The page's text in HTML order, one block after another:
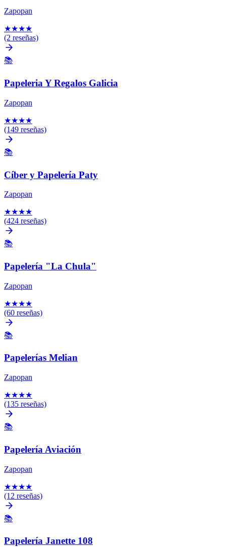
Zapopan
★★★★
(2 reseñas)
📚
Papeleria Y Regalos Galicia
Zapopan
★★★★
(149 reseñas)
📚
Cíber y Papelería Paty
Zapopan
★★★★
(424 reseñas)
📚
Papelería "La Chula"
Zapopan
★★★★
(60 reseñas)
📚
Papelerías Melian
Zapopan
★★★★
(135 reseñas)
📚
Papelería Aviación
Zapopan
★★★★
(12 reseñas)
📚
Papelería Janette 108